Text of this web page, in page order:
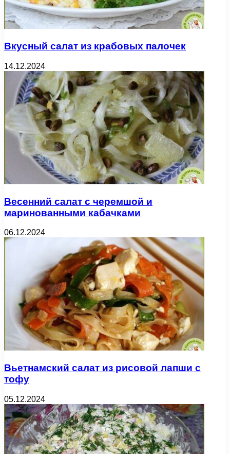
Вкусный салат из крабовых палочек
14.12.2024
Весенний салат с черемшой и
маринованными кабачками
06.12.2024
Вьетнамский салат из рисовой лапши с
тофу
05.12.2024